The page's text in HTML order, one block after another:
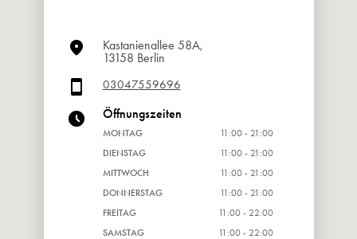
Kastanienallee 58A,
13158 Berlin
03047559696
Öffnungszeiten
MONTAG
11:00 - 21:00
DIENSTAG
11:00 - 21:00
MITTWOCH
11:00 - 21:00
DONNERSTAG
11:00 - 21:00
FREITAG
11:00 - 22:00
SAMSTAG
11:00 - 22:00